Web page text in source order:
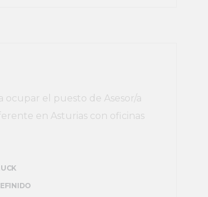
ocupar el puesto de Asesor/a
en Asturias con oficinas